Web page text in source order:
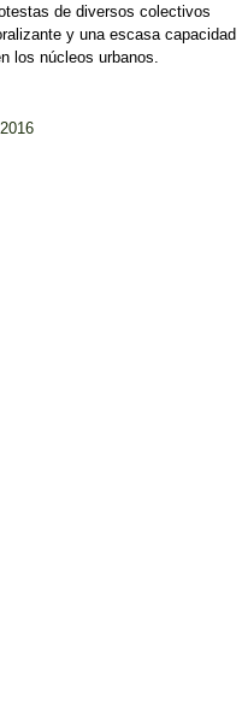
de diversos colectivos
y una escasa capacidad
los núcleos urbanos.